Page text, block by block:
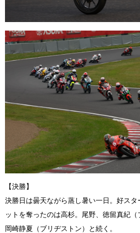
【決勝】
決勝日は曇天ながら蒸し暑い一日。好スタ
ットを奪ったのは高杉。尾野、徳留真紀（
岡崎静夏（ブリヂストン）と続く。